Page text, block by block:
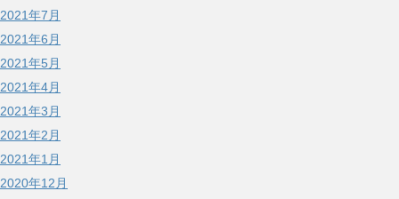
2021年7月
2021年6月
2021年5月
2021年4月
2021年3月
2021年2月
2021年1月
2020年12月